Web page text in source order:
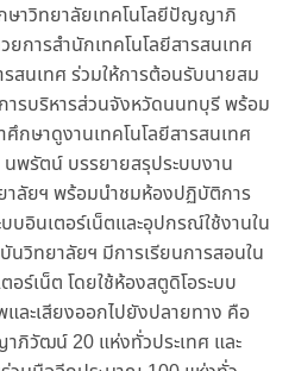
าวิทยาลัยเทคโนโลยีปัญญาภิ
การสำนักเทคโนโลยีสารสนเทศ
สนเทศ ร่วมให้การต้อนรับนายสม
รบริหารส่วนจังหวัดนนทบุรี พร้อม
กษาดูงานเทคโนโลยีสารสนเทศ
พรัตน์ บรรยายสรุประบบงาน
าลัยฯ พร้อมนำชมห้องปฏิบัติการ
บอินเตอร์เน็ตและอุปกรณ์ใช้งานใน
นวิทยาลัยฯ มีการเรียนการสอนใน
ร์เน็ต โดยใช้ห้องสตูดิโอระบบ
ะเสียงออกไปยังปลายทาง คือ
ภิวัฒน์ 20 แห่งทั่วประเทศ และ